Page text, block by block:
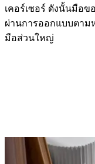
เคอร์เซอร์ ดังนั้นมือ
ผ่านการออกแบบตาม
มือส่วนใหญ่